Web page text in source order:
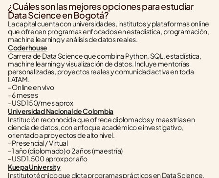
¿Cuáles son las mejores opciones para estudiar
Data Science en Bogotá?
La capital cuenta con universidades, institutos y plataformas online
que ofrecen programas enfocados en estadística, programación,
machine learning y análisis de datos reales.
Coderhouse
Carrera de Data Science que combina Python, SQL, estadística,
machine learning y visualización de datos. Incluye mentorías
personalizadas, proyectos reales y comunidad activa en toda
LATAM.
- Online en vivo
- 6 meses
- USD 150/mes aprox
Universidad Nacional de Colombia
Institución reconocida que ofrece diplomados y maestrías en
ciencia de datos, con enfoque académico e investigativo,
orientado a proyectos de alto nivel.
- Presencial / Virtual
- 1 año (diplomado) o 2 años (maestría)
- USD 1.500 aprox por año
Kuepa University
Instituto técnico que dicta programas prácticos en Data Science,